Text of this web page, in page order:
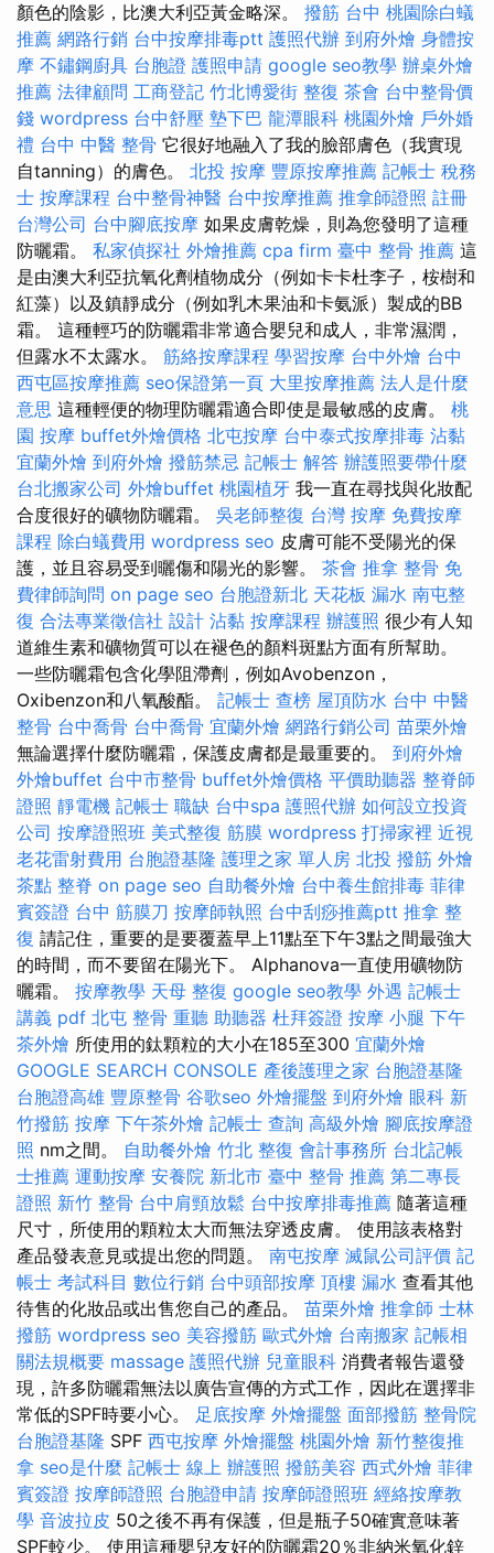
顏色的陰影，比澳大利亞黃金略深。 撥筋 台中 桃園除白蟻
推薦 網路行銷 台中按摩排毒ptt 護照代辦 到府外燴 身體按
摩 不鏽鋼廚具 台胞證 護照申請 google seo教學 辦桌外燴
推薦 法律顧問 工商登記 竹北博愛街 整復 茶會 台中整骨價
錢 wordpress 台中舒壓 墊下巴 龍潭眼科 桃園外燴 戶外婚
禮 台中 中醫 整骨 它很好地融入了我的臉部膚色（我實現
自tanning）的膚色。 北投 按摩 豐原按摩推薦 記帳士 稅務
士 按摩課程 台中整骨神醫 台中按摩推薦 推拿師證照 註冊
台灣公司 台中腳底按摩 如果皮膚乾燥，則為您發明了這種
防曬霜。 私家偵探社 外燴推薦 cpa firm 臺中 整骨 推薦 這
是由澳大利亞抗氧化劑植物成分（例如卡卡杜李子，桉樹和
紅藻）以及鎮靜成分（例如乳木果油和卡氨派）製成的BB
霜。 這種輕巧的防曬霜非常適合嬰兒和成人，非常濕潤，
但露水不太露水。 筋絡按摩課程 學習按摩 台中外燴 台中
西屯區按摩推薦 seo保證第一頁 大里按摩推薦 法人是什麼
意思 這種輕便的物理防曬霜適合即使是最敏感的皮膚。 桃
園 按摩 buffet外燴價格 北屯按摩 台中泰式按摩排毒 沾黏
宜蘭外燴 到府外燴 撥筋禁忌 記帳士 解答 辦護照要帶什麼
台北搬家公司 外燴buffet 桃園植牙 我一直在尋找與化妝配
合度很好的礦物防曬霜。 吳老師整復 台灣 按摩 免費按摩
課程 除白蟻費用 wordpress seo 皮膚可能不受陽光的保
護，並且容易受到曬傷和陽光的影響。 茶會 推拿 整骨 免
費律師詢問 on page seo 台胞證新北 天花板 漏水 南屯整
復 合法專業徵信社 設計 沾黏 按摩課程 辦護照 很少有人知
道維生素和礦物質可以在褪色的顏料斑點方面有所幫助。
一些防曬霜包含化學阻滯劑，例如Avobenzon，
Oxibenzon和八氧酸酯。 記帳士 查榜 屋頂防水 台中 中醫
整骨 台中喬骨 台中喬骨 宜蘭外燴 網路行銷公司 苗栗外燴
無論選擇什麼防曬霜，保護皮膚都是最重要的。 到府外燴
外燴buffet 台中市整骨 buffet外燴價格 平價助聽器 整脊師
證照 靜電機 記帳士 職缺 台中spa 護照代辦 如何設立投資
公司 按摩證照班 美式整復 筋膜 wordpress 打掃家裡 近視
老花雷射費用 台胞證基隆 護理之家 單人房 北投 撥筋 外燴
茶點 整脊 on page seo 自助餐外燴 台中養生館排毒 菲律
賓簽證 台中 筋膜刀 按摩師執照 台中刮痧推薦ptt 推拿 整
復 請記住，重要的是要覆蓋早上11點至下午3點之間最強大
的時間，而不要留在陽光下。 Alphanova一直使用礦物防
曬霜。 按摩教學 天母 整復 google seo教學 外遇 記帳士
講義 pdf 北屯 整骨 重聽 助聽器 杜拜簽證 按摩 小腿 下午
茶外燴 所使用的鈦顆粒的大小在185至300 宜蘭外燴
GOOGLE SEARCH CONSOLE 產後護理之家 台胞證基隆
台胞證高雄 豐原整骨 谷歌seo 外燴擺盤 到府外燴 眼科 新
竹撥筋 按摩 下午茶外燴 記帳士 查詢 高級外燴 腳底按摩證
照 nm之間。 自助餐外燴 竹北 整復 會計事務所 台北記帳
士推薦 運動按摩 安養院 新北市 臺中 整骨 推薦 第二專長
證照 新竹 整骨 台中肩頸放鬆 台中按摩排毒推薦 隨著這種
尺寸，所使用的顆粒太大而無法穿透皮膚。 使用該表格對
產品發表意見或提出您的問題。 南屯按摩 滅鼠公司評價 記
帳士 考試科目 數位行銷 台中頭部按摩 頂樓 漏水 查看其他
待售的化妝品或出售您自己的產品。 苗栗外燴 推拿師 士林
撥筋 wordpress seo 美容撥筋 歐式外燴 台南搬家 記帳相
關法規概要 massage 護照代辦 兒童眼科 消費者報告還發
現，許多防曬霜無法以廣告宣傳的方式工作，因此在選擇非
常低的SPF時要小心。 足底按摩 外燴擺盤 面部撥筋 整骨院
台胞證基隆 SPF 西屯按摩 外燴擺盤 桃園外燴 新竹整復推
拿 seo是什麼 記帳士 線上 辦護照 撥筋美容 西式外燴 菲律
賓簽證 按摩師證照 台胞證申請 按摩師證照班 經絡按摩教
學 音波拉皮 50之後不再有保護，但是瓶子50確實意味著
SPF較少。 使用這種嬰兒友好的防曬霜20％非納米氧化鋅